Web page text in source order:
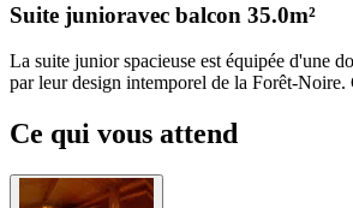
Suite junioravec balcon 35.0m²
La suite junior spacieuse est équipée d'une
par leur design intemporel de la Forêt-
Ce qui vous attend